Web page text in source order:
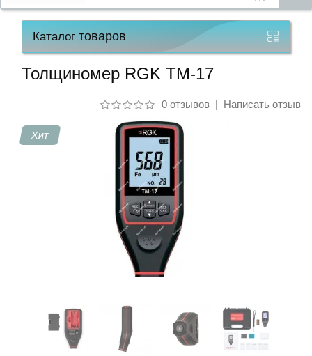
работы
Каталогтоваров
Толщиномер RGK TM-17
0 отзывов| Написать отзыв
Хит